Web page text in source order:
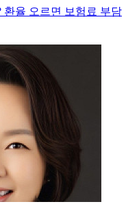
환율 오르면 보험료 부담